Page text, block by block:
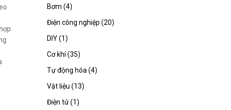
Bơm (4)
Điện công nghiệp (20)
DIY (1)
Cơ khí (35)
Tự động hóa (4)
Vật liệu (13)
Điện tử (1)